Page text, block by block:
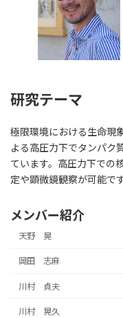
研究テーマ
極限環境における生命現
よる高圧力下でタンパク
ています。高圧力下での
定や顕微鏡観察が可能です
メンバー紹介
天野 晃
岡田 志麻
川村 貞夫
川村 晃久